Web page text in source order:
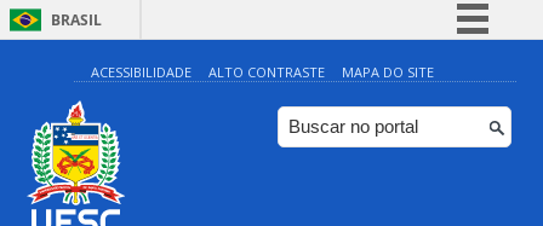
BRASIL
Simplifique!
Comunica BR
Participe
ACESSIBILIDADE ALTO CONTRASTE MAPA DO SITE